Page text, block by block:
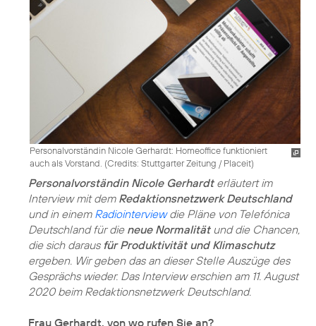
Personalvorständin Nicole Gerhardt: Homeoffice funktioniert
auch als Vorstand. (Credits: Stuttgarter Zeitung / Placeit)
Personalvorständin Nicole Gerhardterläutert im
Interview mit dem Redaktionsnetzwerk Deutschland
und in einem Radiointerviewdie Pläne von Telefónica
Deutschland für die neue Normalitätund die Chancen,
die sich daraus für Produktivität und Klimaschutz
ergeben. Wir geben das an dieser Stelle Auszüge des
Gesprächs wieder. Das Interview erschien am 11. August
2020 beim Redaktionsnetzwerk Deutschland.
Frau Gerhardt, von wo rufen Sie an?